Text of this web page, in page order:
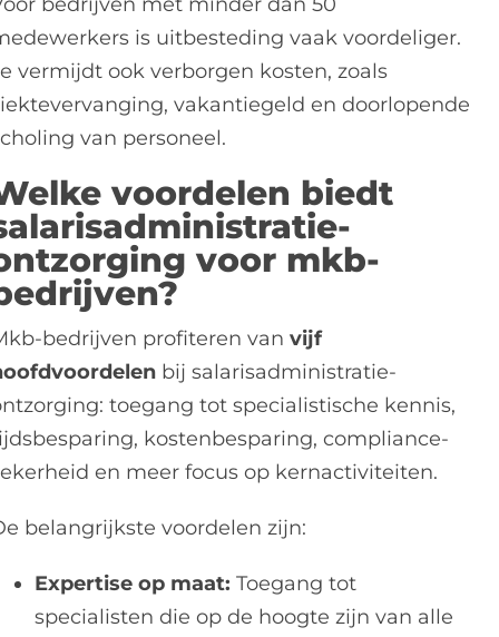
is uitbesteding vaak voordeliger.
vermijdt ook verborgen kosten, zoals
vakantiegeld en doorlopende
van personeel.
voordelen biedt
voor mkb-
bedrijven profiteren vanvijf
bij salarisadministratie-
toegang tot specialistische kennis,
kostenbesparing, compliance-
en meer focus op kernactiviteiten.
belangrijkste voordelen zijn:
Expertise op maat: Toegang tot
specialisten die op de hoogte zijn van alle